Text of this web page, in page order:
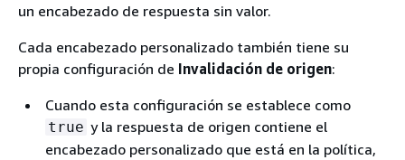
un encabezado de respuesta sin valor.
Cada encabezado personalizado también tiene su
propia configuración de Invalidación de origen:
Cuando esta configuración se establece como
true y la respuesta de origen contiene el
encabezado personalizado que está en la política,